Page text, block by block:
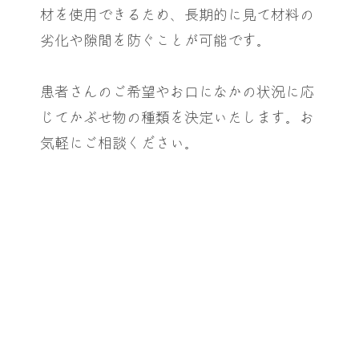
材を使用できるため、長期的に見て材料の
劣化や隙間を防ぐことが可能です。
患者さんのご希望やお口になかの状況に応
じてかぶせ物の種類を決定いたします。お
気軽にご相談ください。